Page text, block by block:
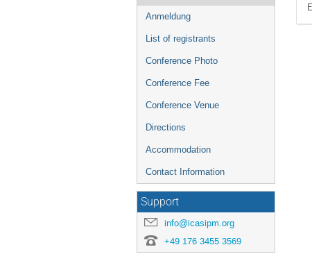
Anmeldung
List of registrants
Conference Photo
Conference Fee
Conference Venue
Directions
Accommodation
Contact Information
Support
info@icasipm.org
+49 176 3455 3569